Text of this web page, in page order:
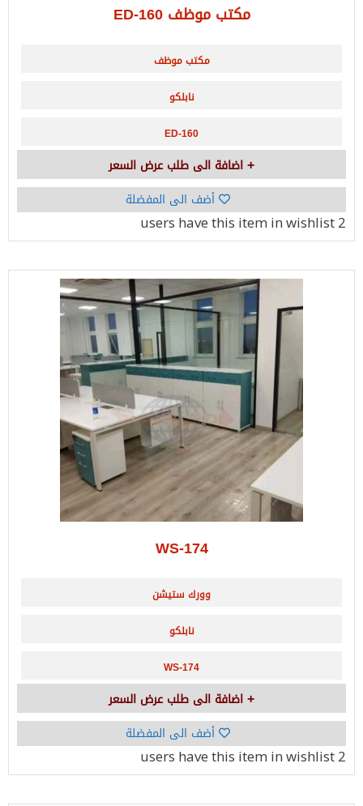
مكتب موظف ED-160
مكتب موظف
نابلكو
ED-160
اضافة الى طلب عرض السعر
أضف الى المفضلة
2 users
have this item in wishlist
WS-174
وورك ستيشن
نابلكو
WS-174
اضافة الى طلب عرض السعر
أضف الى المفضلة
2 users
have this item in wishlist